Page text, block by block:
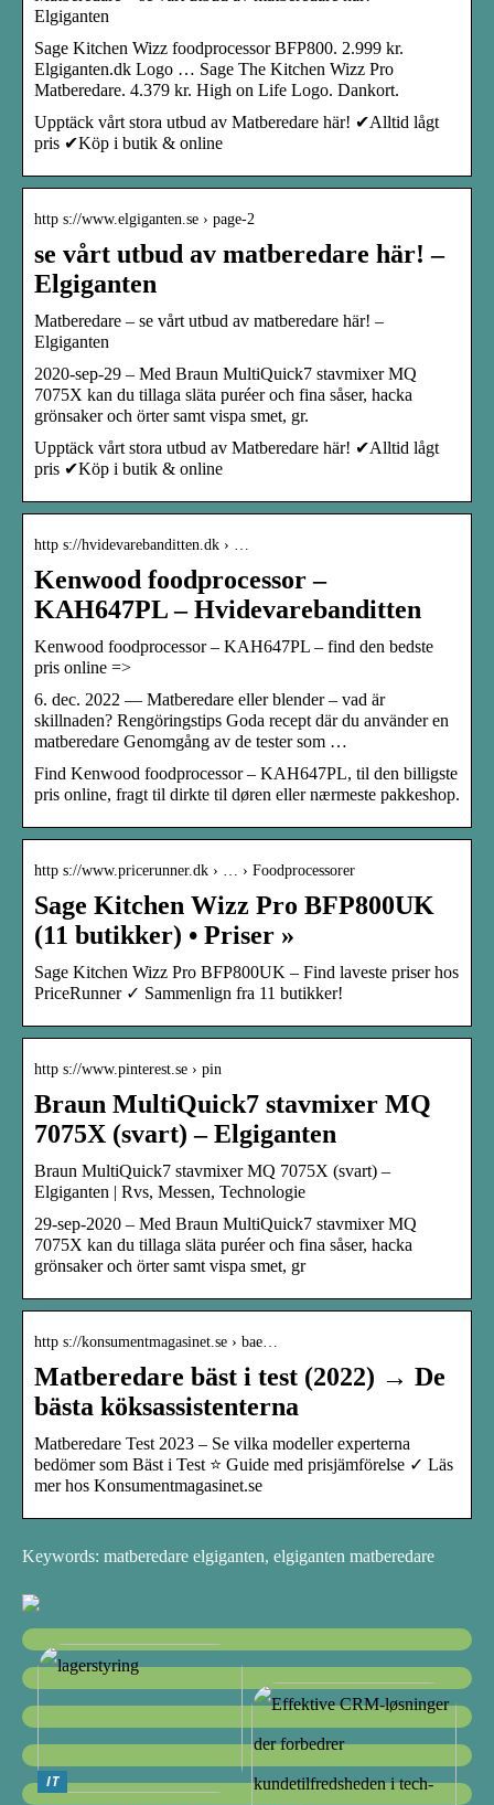
Elgiganten
Sage Kitchen Wizz foodprocessor BFP800. 2.999 kr.
Elgiganten.dk Logo … Sage The Kitchen Wizz Pro
Matberedare. 4.379 kr. High on Life Logo. Dankort.
Upptäck vårt stora utbud av Matberedare här! ✔Alltid lågt
pris ✔Köp i butik & online
http s://www.elgiganten.se › page-2
se vårt utbud av matberedare här! –
Elgiganten
Matberedare – se vårt utbud av matberedare här! –
Elgiganten
2020-sep-29 – Med Braun MultiQuick7 stavmixer MQ
7075X kan du tillaga släta puréer och fina såser, hacka
grönsaker och örter samt vispa smet, gr.
Upptäck vårt stora utbud av Matberedare här! ✔Alltid lågt
pris ✔Köp i butik & online
http s://hvidevarebanditten.dk › …
Kenwood foodprocessor –
KAH647PL – Hvidevarebanditten
Kenwood foodprocessor – KAH647PL – find den bedste
pris online =>
6. dec. 2022 — Matberedare eller blender – vad är
skillnaden? Rengöringstips Goda recept där du använder en
matberedare Genomgång av de tester som …
Find Kenwood foodprocessor – KAH647PL, til den billigste
pris online, fragt til dirkte til døren eller nærmeste pakkeshop.
http s://www.pricerunner.dk › … › Foodprocessorer
Sage Kitchen Wizz Pro BFP800UK
(11 butikker) • Priser »
Sage Kitchen Wizz Pro BFP800UK – Find laveste priser hos
PriceRunner ✓ Sammenlign fra 11 butikker!
http s://www.pinterest.se › pin
Braun MultiQuick7 stavmixer MQ
7075X (svart) – Elgiganten
Braun MultiQuick7 stavmixer MQ 7075X (svart) –
Elgiganten | Rvs, Messen, Technologie
29-sep-2020 – Med Braun MultiQuick7 stavmixer MQ
7075X kan du tillaga släta puréer och fina såser, hacka
grönsaker och örter samt vispa smet, gr
http s://konsumentmagasinet.se › bae…
Matberedare bäst i test (2022) → De
bästa köksassistenterna
Matberedare Test 2023 – Se vilka modeller experterna
bedömer som Bäst i Test ⭐ Guide med prisjämförelse ✓ Läs
mer hos Konsumentmagasinet.se
Keywords: matberedare elgiganten, elgiganten matberedare
IT